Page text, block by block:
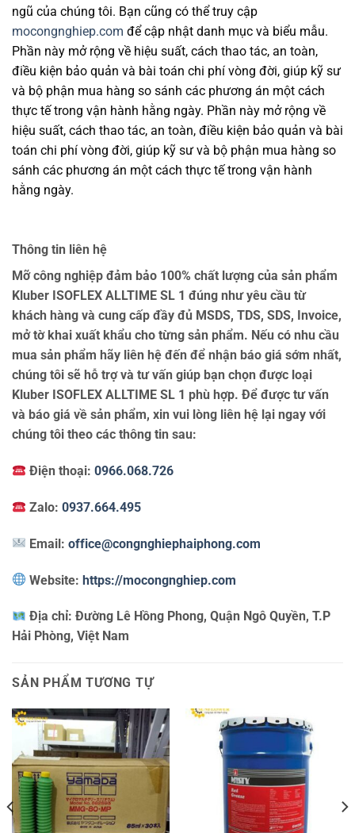
ngũ của chúng tôi. Bạn cũng có thể truy cập
mocongnghiep.com để cập nhật danh mục và biểu mẫu.
Phần này mở rộng về hiệu suất, cách thao tác, an toàn,
điều kiện bảo quản và bài toán chi phí vòng đời, giúp kỹ sư
và bộ phận mua hàng so sánh các phương án một cách
thực tế trong vận hành hằng ngày. Phần này mở rộng về
hiệu suất, cách thao tác, an toàn, điều kiện bảo quản và bài
toán chi phí vòng đời, giúp kỹ sư và bộ phận mua hàng so
sánh các phương án một cách thực tế trong vận hành
hằng ngày.
Thông tin liên hệ
Mỡ công nghiệp đảm bảo 100% chất lượng của sản phẩm
Kluber ISOFLEX ALLTIME SL 1 đúng như yêu cầu từ
khách hàng và cung cấp đầy đủ MSDS, TDS, SDS, Invoice,
mở tờ khai xuất khẩu cho từng sản phẩm. Nếu có nhu cầu
mua sản phẩm hãy liên hệ đến để nhận báo giá sớm nhất,
chúng tôi sẽ hỗ trợ và tư vấn giúp bạn chọn được loại
Kluber ISOFLEX ALLTIME SL 1 phù hợp. Để được tư vấn
và báo giá về sản phẩm, xin vui lòng liên hệ lại ngay với
chúng tôi theo các thông tin sau:
Điện thoại:0966.068.726
Zalo:0937.664.495
Email:office@congnghiephaiphong.com
Website:https://mocongnghiep.com
Địa chỉ:Đường Lê Hồng Phong, Quận Ngô Quyền, T.P
Hải Phòng, Việt Nam
SẢN PHẨM TƯƠNG TỰ